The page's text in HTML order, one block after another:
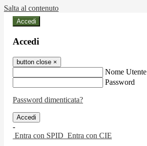
Salta al contenuto
Accedi
Accedi
button close ×
Nome Utente
Password
Password dimenticata?
-
Entra con SPID Entra con CIE